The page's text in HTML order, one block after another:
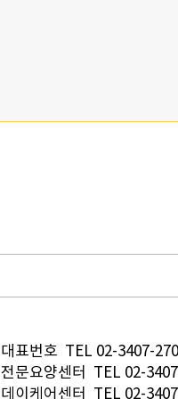
대표번호 TEL 02-3407-
전문요양센터 TEL 02-
데이케어센터 TEL 02-